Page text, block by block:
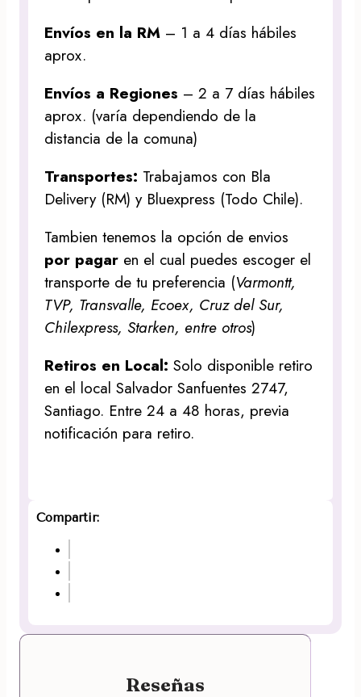
Envíos en la RM – 1 a 4 días hábiles
aprox.
Envíos a Regiones – 2 a 7 días hábiles
aprox. (varía dependiendo de la
distancia de la comuna)
Transportes: Trabajamos con Bla
Delivery (RM) y Bluexpress (Todo Chile).
Tambien tenemos la opción de envios
por pagar en el cual puedes escoger el
transporte de tu preferencia (Varmontt,
TVP, Transvalle, Ecoex, Cruz del Sur,
Chilexpress, Starken, entre otros)
Retiros en Local:Solo disponible retiro
en el local Salvador Sanfuentes 2747,
Santiago. Entre 24 a 48 horas, previa
notificación para retiro.
Compartir:
Reseñas